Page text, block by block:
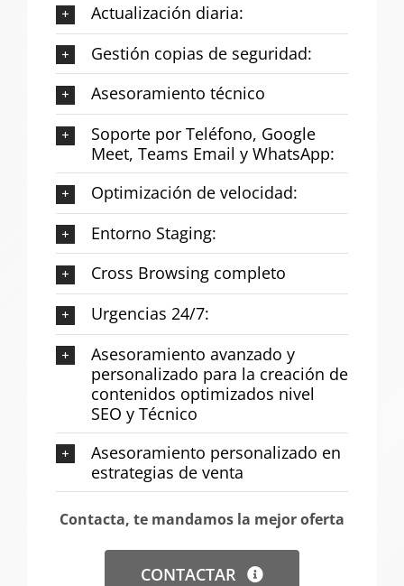
Actualización diaria:
Gestión copias de seguridad:
Asesoramiento técnico
Soporte por Teléfono, Google
Meet, Teams Email y WhatsApp:
Optimización de velocidad:
Entorno Staging:
Cross Browsing completo
Urgencias 24/7:
Asesoramiento avanzado y
personalizado para la creación de
contenidos optimizados nivel
SEO y Técnico
Asesoramiento personalizado en
estrategias de venta
Contacta, te mandamos la mejor oferta
CONTACTAR